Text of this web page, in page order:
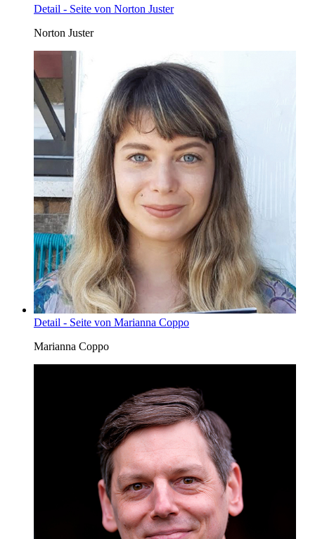
Detail - Seite von Norton Juster
Norton Juster
Detail - Seite von Marianna Coppo
Marianna Coppo